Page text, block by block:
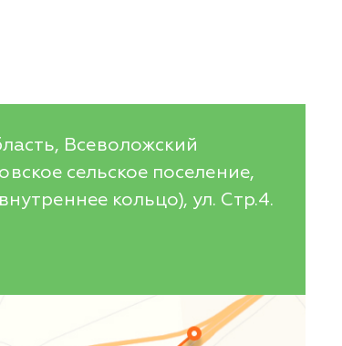
Всеволожский
сельское поселение,
кольцо), ул. Стр.4.